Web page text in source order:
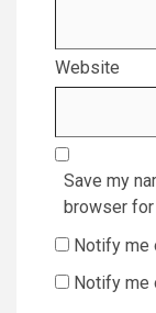
Website
Save my
browser for
Notify me
Notify me